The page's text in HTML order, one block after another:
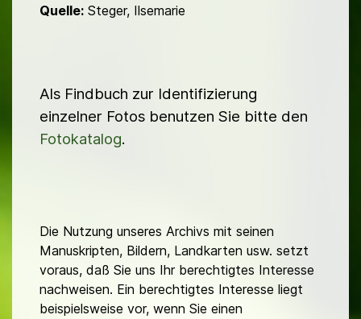
Quelle: Steger, Ilsemarie
Als Findbuch zur Identifizierung
einzelner Fotos benutzen Sie bitte den
Fotokatalog.
Die Nutzung unseres Archivs mit seinen
Manuskripten, Bildern, Landkarten usw. setzt
voraus, daß Sie uns Ihr berechtigtes Interesse
nachweisen. Ein berechtigtes Interesse liegt
beispielsweise vor, wenn Sie einen